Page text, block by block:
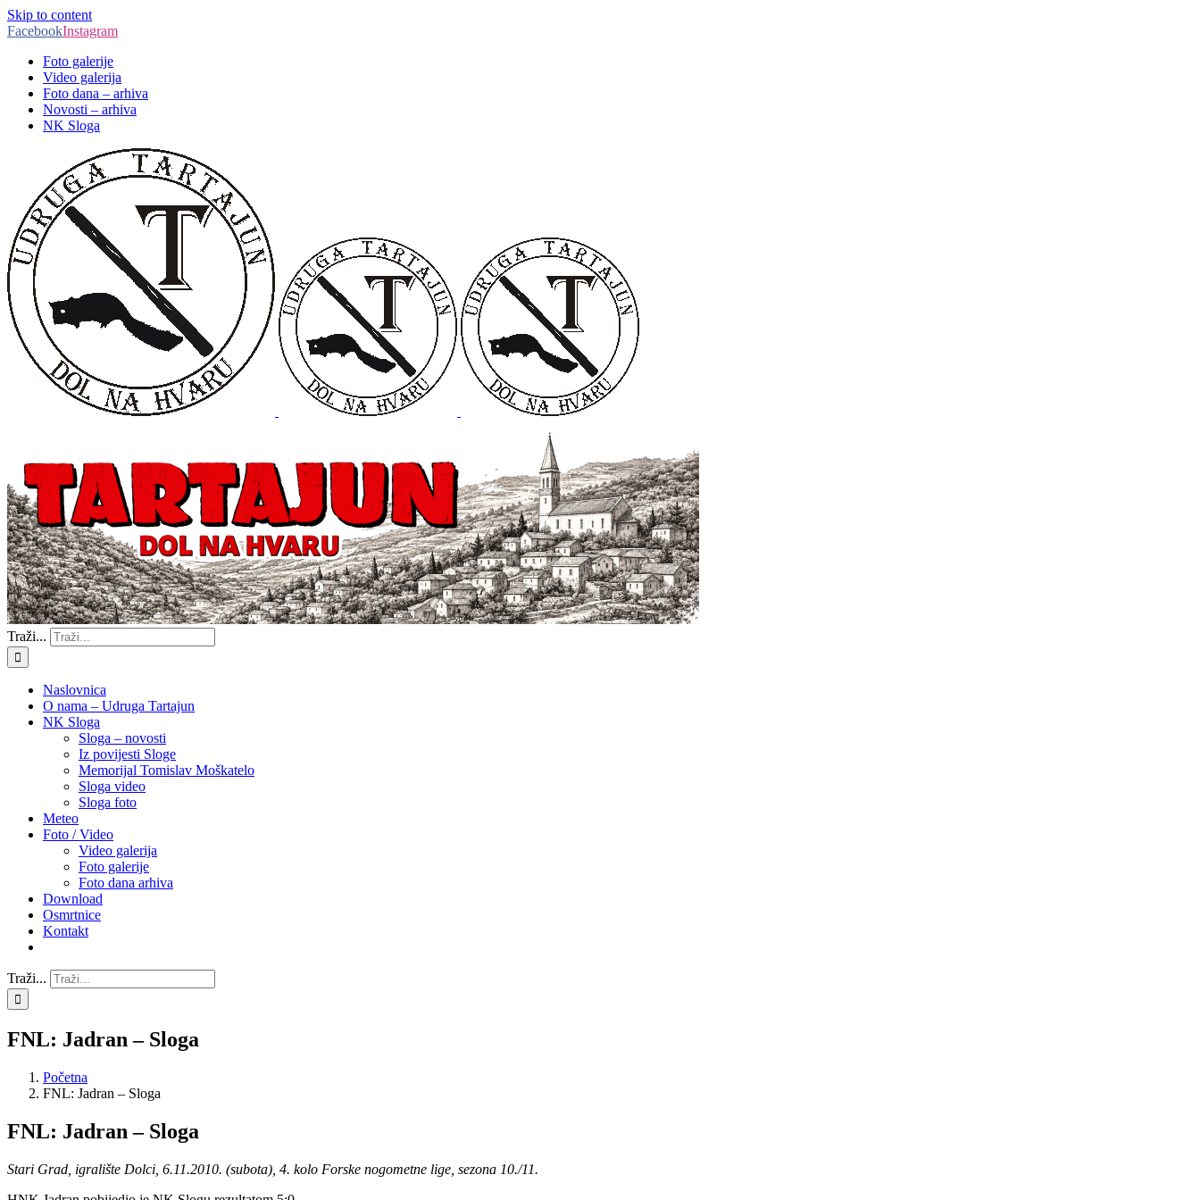
Skip to content
FacebookInstagram
Foto galerije
Video galerija
Foto dana – arhiva
Novosti – arhiva
NK Sloga
Traži...
Naslovnica
O nama – Udruga Tartajun
NK Sloga
Sloga – novosti
Iz povijesti Sloge
Memorijal Tomislav Moškatelo
Sloga video
Sloga foto
Meteo
Foto / Video
Video galerija
Foto galerije
Foto dana arhiva
Download
Osmrtnice
Kontakt
Traži...
FNL: Jadran – Sloga
Početna
FNL: Jadran – Sloga
FNL: Jadran – Sloga
Stari Grad, igralište Dolci, 6.11.2010. (subota), 4. kolo Forske nogometne lige, sezona 10./11.